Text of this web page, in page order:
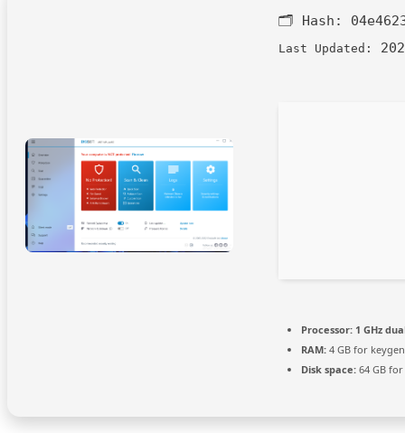
🗂 Hash:
Last Updated:
Processor: 1 GHz
RAM: 4 GB for keygen
Disk space: 64 GB